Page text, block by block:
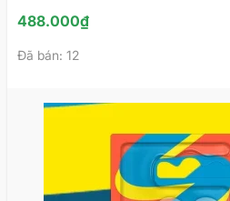
488.000₫
Đã bán: 12